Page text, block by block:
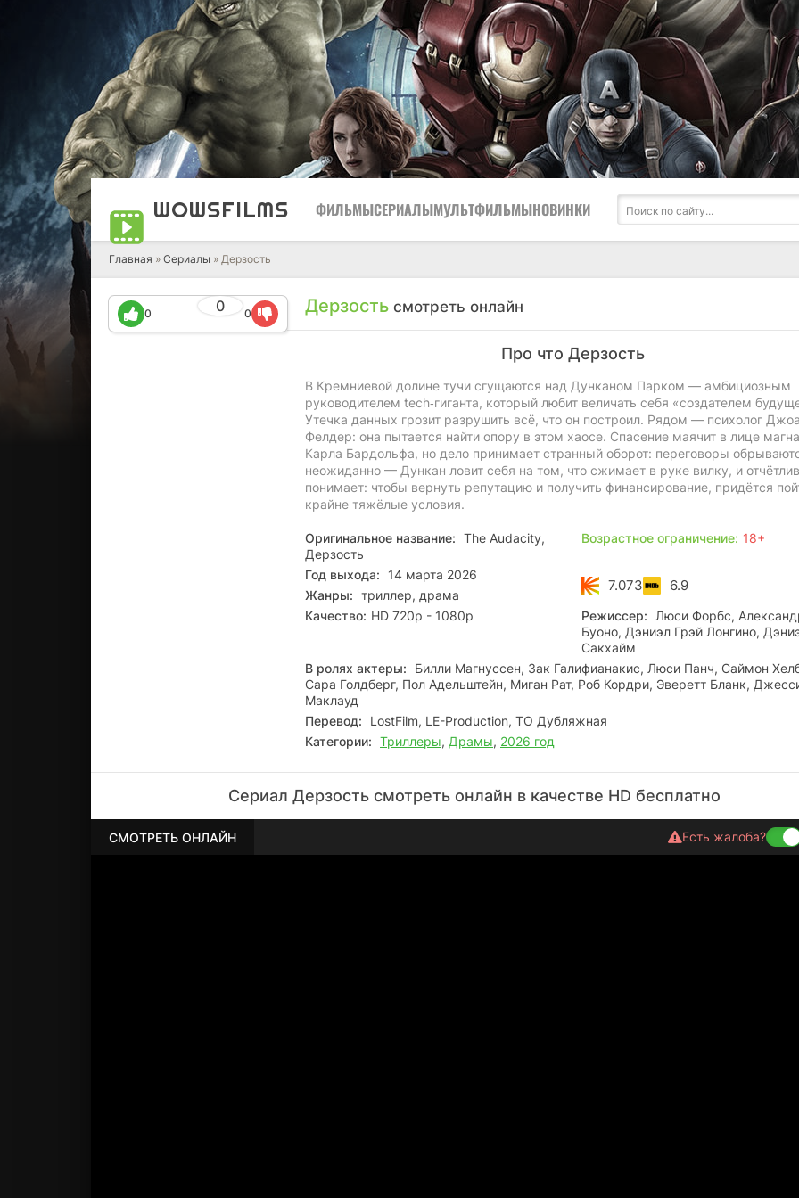
WOWSFILMS ФИЛЬМЫСЕРИАЛЫМУЛЬТФИЛЬМЫНОВИНКИ
Главная » Сериалы » Дерзость
Дерзость смотреть онлайн
0
0 0
Про что Дерзость
В Кремниевой долине тучи сгущаются над Дунканом Парком — амбициозным
руководителем tech‑гиганта, который любит величать себя «создателем
Утечка данных грозит разрушить всё, что он построил. Рядом — психолог
Фелдер: она пытается найти опору в этом хаосе. Спасение маячит в лице
Карла Бардольфа, но дело принимает странный оборот: переговоры
неожиданно — Дункан ловит себя на том, что сжимает в руке вилку, и
понимает: чтобы вернуть репутацию и получить финансирование, придётся
крайне тяжёлые условия.
Оригинальное название: The Audacity,
Дерзость
Возрастное ограничение: 18+
Год выхода: 14 марта 2026
7.073 6.9
Жанры: триллер, драма
Качество: HD 720p - 1080p Режиссер:
Люси Форбс,
Буоно, Дэниэл Грэй Лонгино,
Сакхайм
В ролях актеры:
Билли Магнуссен, Зак Галифианакис, Люси Панч, Саймон
Сара Голдберг, Пол Адельштейн, Миган Рат, Роб Кордри, Эверетт Бланк,
Маклауд
Перевод:
LostFilm, LE-Production, ТО Дубляжная
Категории: Триллеры, Драмы, 2026 год
Сериал Дерзость смотреть онлайн в качестве HD бесплатно
СМОТРЕТЬ ОНЛАЙН Есть жалоба?